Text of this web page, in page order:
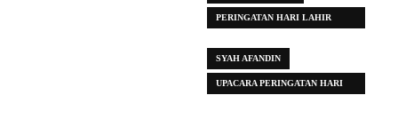
PERINGATAN HARI LAHIR
SYAH AFANDIN
UPACARA PERINGATAN HARI